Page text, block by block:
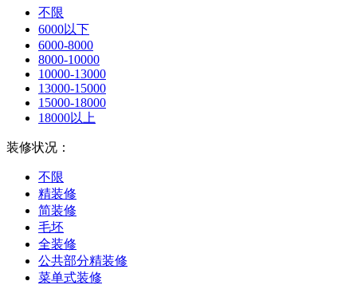
不限
6000以下
6000-8000
8000-10000
10000-13000
13000-15000
15000-18000
18000以上
装修状况：
不限
精装修
简装修
毛坯
全装修
公共部分精装修
菜单式装修